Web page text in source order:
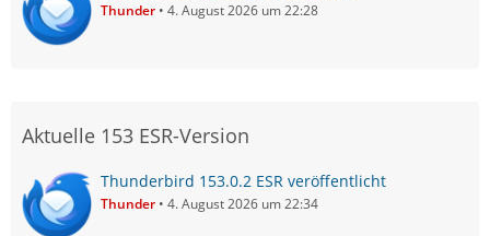
Thunder 4. August 2026 um 22:28
Aktuelle 153 ESR-Version
Thunderbird 153.0.2 ESR veröffentlicht
Thunder 4. August 2026 um 22:34